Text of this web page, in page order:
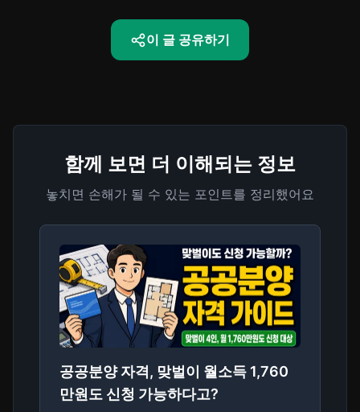
이 글 공유하기
함께 보면 더 이해되는 정보
놓치면 손해가 될 수 있는 포인트를 정리했어요
공공분양 자격, 맞벌이 월소득 1,760
만원도 신청 가능하다고?